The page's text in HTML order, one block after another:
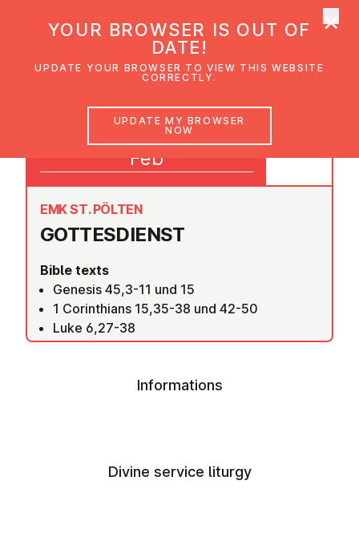
GOTTES­DI­ENST
EMK ST. PÖLTEN
Bible texts
Genesis 45,3-11 und 15
1 Corinthians 15,35-38 und 42-50
Luke 6,27-38
20
Feb
Informations
Divine service liturgy
YOUR BROWSER IS OUT OF
DATE!
UPDATE YOUR BROWSER TO VIEW THIS WEBSITE
CORRECTLY.
UPDATE MY BROWSER
NOW
×